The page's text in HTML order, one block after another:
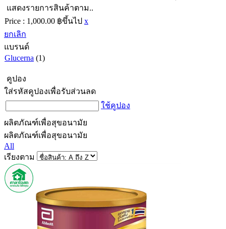
แสดงรายการสินค้าตาม..
Price : 1,000.00 ฿ขึ้นไป x
ยกเลิก
แบรนด์
Glucerna (1)
คูปอง
ใส่รหัสคูปองเพื่อรับส่วนลด
ใช้คูปอง
ผลิตภัณฑ์เพื่อสุขอนามัย
ผลิตภัณฑ์เพื่อสุขอนามัย
All
เรียงตาม